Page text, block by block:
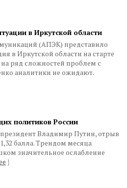
в Иркутской области
(АПЭК) представило
в Иркутской области на старте
ряд сложностей проблем с
аналитики не ожидают.
политиков России
Владимир Путин, отрыв
балла. Трендом месяца
значительное ослабление
}